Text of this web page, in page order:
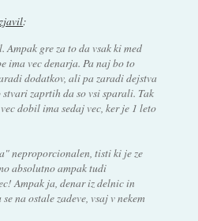
:
Ampak gre za to da vsak ki med
ima vec denarja. Pa naj bo to
dodatkov, ali pa zaradi dejstva
zaprtih da so vsi sparali. Tak
dobil ima sedaj vec, ker je 1 leto
neproporcionalen, tisti ki je ze
absolutno ampak tudi
Ampak ja, denar iz delnic in
na ostale zadeve, vsaj v nekem